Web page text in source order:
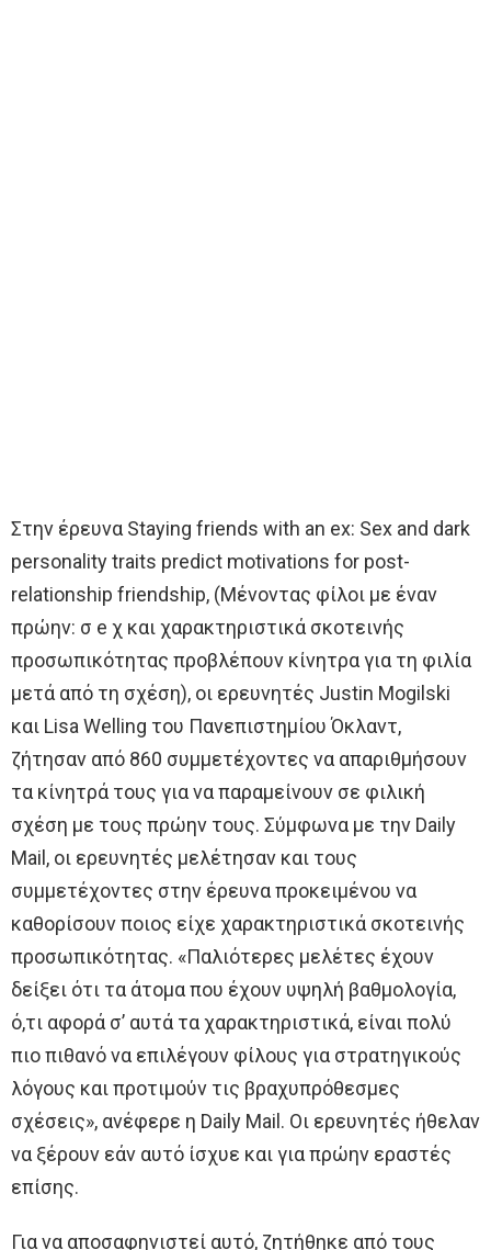
Στην έρευνα Staying friends with an ex: Sex and dark
personality traits predict motivations for post-
relationship friendship, (Μένοντας φίλοι με έναν
πρώην: σ e χ και χαρακτηριστικά σκοτεινής
προσωπικότητας προβλέπουν κίνητρα για τη φιλία
μετά από τη σχέση), οι ερευνητές Justin Mogilski
και Lisa Welling του Πανεπιστημίου Όκλαντ,
ζήτησαν από 860 συμμετέχοντες να απαριθμήσουν
τα κίνητρά τους για να παραμείνουν σε φιλική
σχέση με τους πρώην τους. Σύμφωνα με την Daily
Mail, οι ερευνητές μελέτησαν και τους
συμμετέχοντες στην έρευνα προκειμένου να
καθορίσουν ποιος είχε χαρακτηριστικά σκοτεινής
προσωπικότητας. «Παλιότερες μελέτες έχουν
δείξει ότι τα άτομα που έχουν υψηλή βαθμολογία,
ό,τι αφορά σ’ αυτά τα χαρακτηριστικά, είναι πολύ
πιο πιθανό να επιλέγουν φίλους για στρατηγικούς
λόγους και προτιμούν τις βραχυπρόθεσμες
σχέσεις», ανέφερε η Daily Mail. Οι ερευνητές ήθελαν
να ξέρουν εάν αυτό ίσχυε και για πρώην εραστές
επίσης.
Για να αποσαφηνιστεί αυτό, ζητήθηκε από τους